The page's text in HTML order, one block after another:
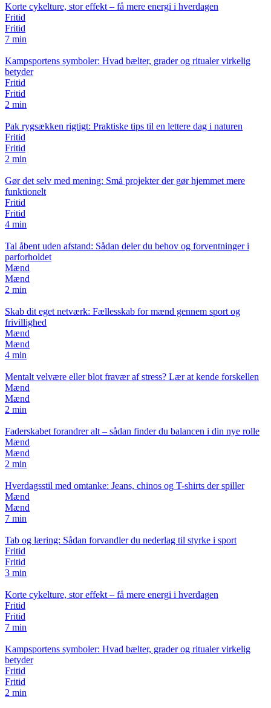
Korte cykelture, stor effekt – få mere energi i hverdagen
Fritid
Fritid
7 min
Kampsportens symboler: Hvad bælter, grader og ritualer virkelig
betyder
Fritid
Fritid
2 min
Pak rygsækken rigtigt: Praktiske tips til en lettere dag i naturen
Fritid
Fritid
2 min
Gør det selv med mening: Små projekter der gør hjemmet mere
funktionelt
Fritid
Fritid
4 min
Tal åbent uden afstand: Sådan deler du behov og forventninger i
parforholdet
Mænd
Mænd
2 min
Skab dit eget netværk: Fællesskab for mænd gennem sport og
frivillighed
Mænd
Mænd
4 min
Mentalt velvære eller blot fravær af stress? Lær at kende forskellen
Mænd
Mænd
2 min
Faderskabet forandrer alt – sådan finder du balancen i din nye rolle
Mænd
Mænd
2 min
Hverdagsstil med omtanke: Jeans, chinos og T-shirts der spiller
Mænd
Mænd
7 min
Tab og læring: Sådan forvandler du nederlag til styrke i sport
Fritid
Fritid
3 min
Korte cykelture, stor effekt – få mere energi i hverdagen
Fritid
Fritid
7 min
Kampsportens symboler: Hvad bælter, grader og ritualer virkelig
betyder
Fritid
Fritid
2 min